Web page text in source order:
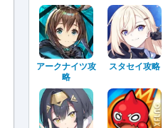
アークナイツ攻
略
スタセイ攻略